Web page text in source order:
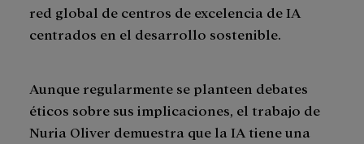
red global de centros de excelencia de IA
centrados en el desarrollo sostenible.
Aunque regularmente se planteen debates
éticos sobre sus implicaciones, el trabajo de
Nuria Oliver demuestra que la IA tiene una